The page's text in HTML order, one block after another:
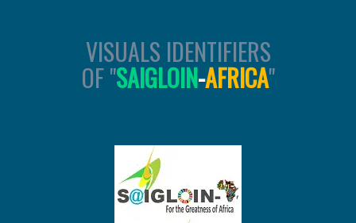
VISUALS IDENTIFIERS
OF "SAIGLOIN-AFRICA"